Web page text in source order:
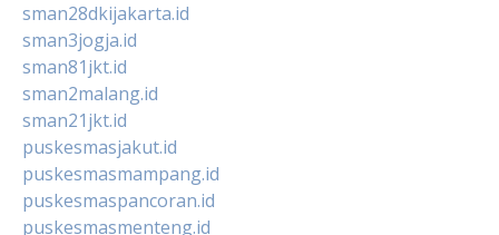
sman28dkijakarta.id
sman3jogja.id
sman81jkt.id
sman2malang.id
sman21jkt.id
puskesmasjakut.id
puskesmasmampang.id
puskesmaspancoran.id
puskesmasmenteng.id